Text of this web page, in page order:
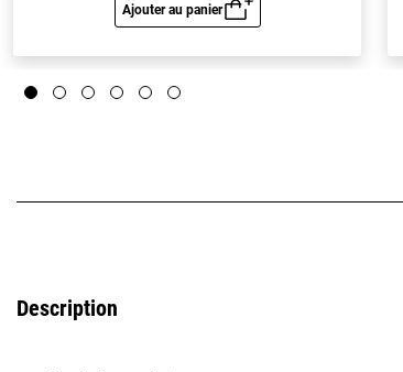
Ajouter au panier
Aperçu rapide
Description